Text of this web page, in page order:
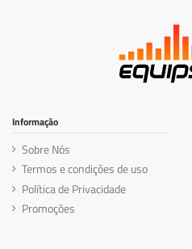
Informação
Sobre Nós
Termos e condições de uso
Política de Privacidade
Promoções